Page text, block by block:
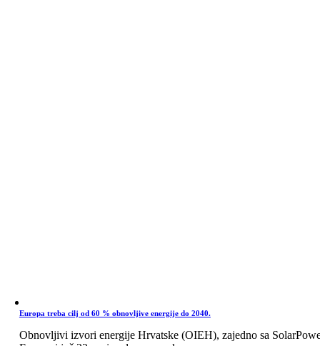
Europa treba cilj od 60 % obnovljive energije do 2040.
Obnovljivi izvori energije Hrvatske (OIEH), zajedno sa